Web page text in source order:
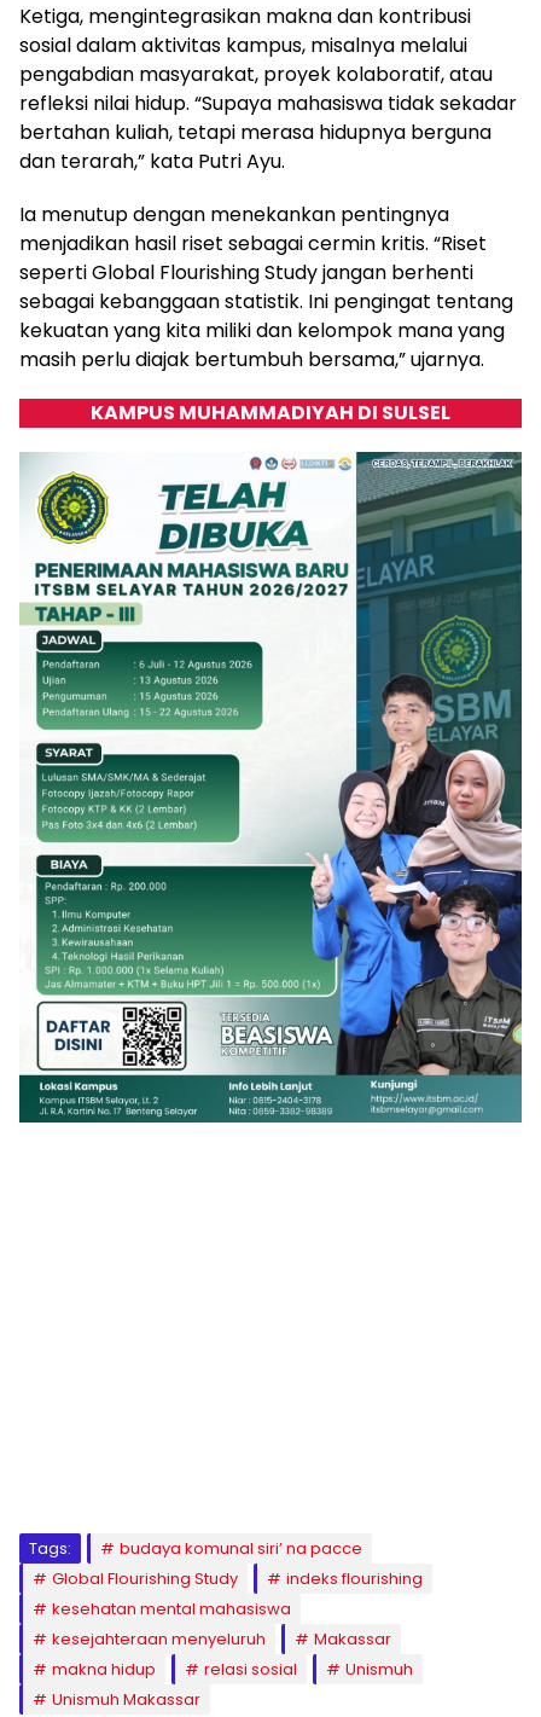
Ketiga, mengintegrasikan makna dan kontribusi
sosial dalam aktivitas kampus, misalnya melalui
pengabdian masyarakat, proyek kolaboratif, atau
refleksi nilai hidup. “Supaya mahasiswa tidak sekadar
bertahan kuliah, tetapi merasa hidupnya berguna
dan terarah,” kata Putri Ayu.
Ia menutup dengan menekankan pentingnya
menjadikan hasil riset sebagai cermin kritis. “Riset
seperti Global Flourishing Study jangan berhenti
sebagai kebanggaan statistik. Ini pengingat tentang
kekuatan yang kita miliki dan kelompok mana yang
masih perlu diajak bertumbuh bersama,” ujarnya.
KAMPUS MUHAMMADIYAH DI SULSEL
Tags:
budaya komunal siri’ na pacce
Global Flourishing Study
indeks flourishing
kesehatan mental mahasiswa
kesejahteraan menyeluruh
Makassar
makna hidup
relasi sosial
Unismuh
Unismuh Makassar